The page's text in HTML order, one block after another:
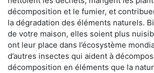
décomposition et le fumier, et
la dégradation des éléments naturels.
de votre maison, elles soient plus
ont leur place dans l’écosystème
d’autres insectes qui aident à
décomposition en éléments que la